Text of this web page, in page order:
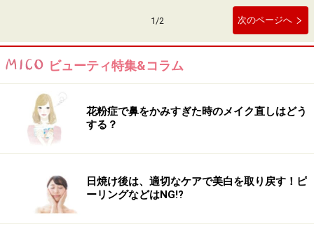
1/2 次のページへ
ビューティ特集&コラム
花粉症で鼻をかみすぎた時のメイク直しはどう
する？
日焼け後は、適切なケアで美白を取り戻す！ピ
ーリングなどはNG!?